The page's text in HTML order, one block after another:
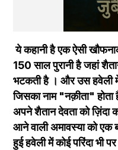
ये कहानी है एक ऐसी खौफनाक हवेली की है जो आज से तक़रीबन
150 साल पुरानी है जहां
भटकती है । और उस हवेली
जिसका नाम "नक़ीता" होता
अपने शैतान देवता को
आने वाली अमावस्या को एक
हुई हवेली में कोई परिंदा भी